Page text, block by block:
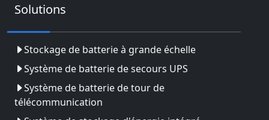
Solutions
Stockage de batterie à grande échelle
Système de batterie de secours UPS
Système de batterie de tour de
télécommunication